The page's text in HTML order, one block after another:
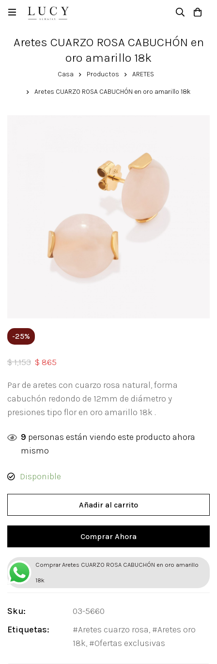
Aretes CUARZO ROSA CABUCHÓN en
oro amarillo 18k
Casa Productos ARETES
Aretes CUARZO ROSA CABUCHÓN en oro amarillo 18k
-25%
$1,153 $ 865
Par de aretes con cuarzo rosa natural, forma
cabuchón redondo de 12mm de diámetro y
presiones tipo flor en oro amarillo 18k .
9 personas están viendo este producto ahora
mismo
Disponible
Añadir al carrito
Comprar Ahora
Comprar Aretes CUARZO ROSA CABUCHÓN en oro amarillo
18k
Sku:
03-5660
Etiquetas:
Aretes cuarzo rosa,
Aretes oro
18k, Ofertas exclusivas